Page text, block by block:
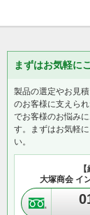
まずはお気軽に
製品の選定やお見
のお客様に支えら
でお客様のお悩み
す。まずはお気軽
い。
大塚商会 イ